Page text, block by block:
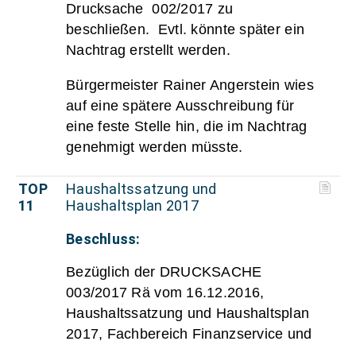
Drucksache 002/2017 zu
beschließen. Evtl. könnte später ein
Nachtrag erstellt werden.
Bürgermeister Rainer Angerstein wies
auf eine spätere Ausschreibung für
eine feste Stelle hin, die im Nachtrag
genehmigt werden müsste.
TOP
11
Haushaltssatzung und
Haushaltsplan 2017
Beschluss:
Bezüglich der DRUCKSACHE
003/2017 Rä vom 16.12.2016,
Haushaltssatzung und Haushaltsplan
2017, Fachbereich Finanzservice und